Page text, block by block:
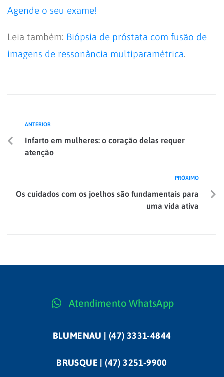
Agende o seu exame!
Leia também: Biópsia de próstata com fusão de
imagens de ressonância multiparamétrica.
ANTERIOR
Infarto em mulheres: o coração delas requer
atenção
PRÓXIMO
Os cuidados com os joelhos são fundamentais para
uma vida ativa
Atendimento WhatsApp
BLUMENAU | (47) 3331-4844
BRUSQUE | (47) 3251-9900